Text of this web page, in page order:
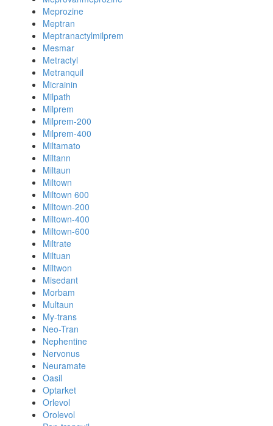
Meprozine
Meptran
Meptranactylmilprem
Mesmar
Metractyl
Metranquil
Micrainin
Milpath
Milprem
Milprem-200
Milprem-400
Miltamato
Miltann
Miltaun
Miltown
Miltown 600
Miltown-200
Miltown-400
Miltown-600
Miltrate
Miltuan
Miltwon
Misedant
Morbam
Multaun
My-trans
Neo-Tran
Nephentine
Nervonus
Neuramate
Oasil
Optarket
Orlevol
Orolevol